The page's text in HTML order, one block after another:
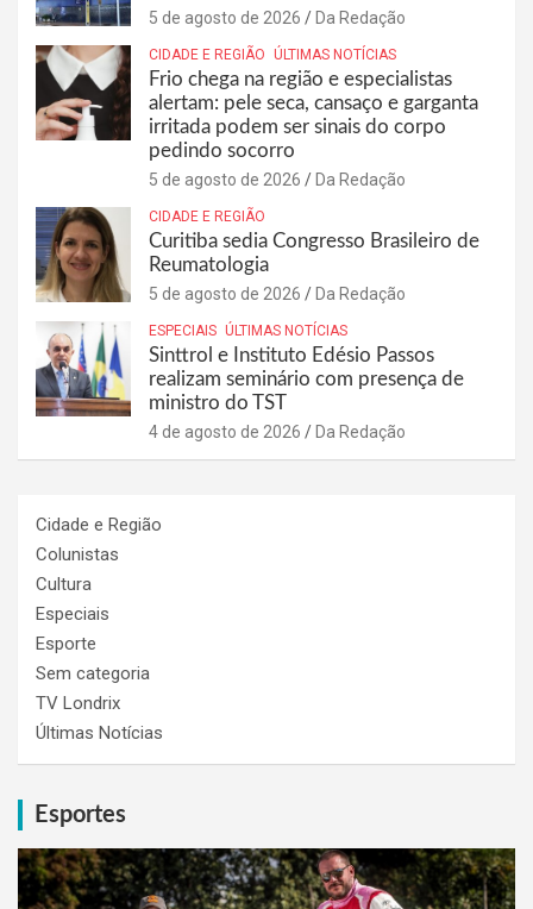
5 de agosto de 2026 Da Redação
CIDADE E REGIÃO ÚLTIMAS NOTÍCIAS
Frio chega na região e especialistas
alertam: pele seca, cansaço e garganta
irritada podem ser sinais do corpo
pedindo socorro
5 de agosto de 2026 Da Redação
CIDADE E REGIÃO
Curitiba sedia Congresso Brasileiro de
Reumatologia
5 de agosto de 2026 Da Redação
ESPECIAIS ÚLTIMAS NOTÍCIAS
Sinttrol e Instituto Edésio Passos
realizam seminário com presença de
ministro do TST
4 de agosto de 2026 Da Redação
Cidade e Região
Colunistas
Cultura
Especiais
Esporte
Sem categoria
TV Londrix
Últimas Notícias
Esportes